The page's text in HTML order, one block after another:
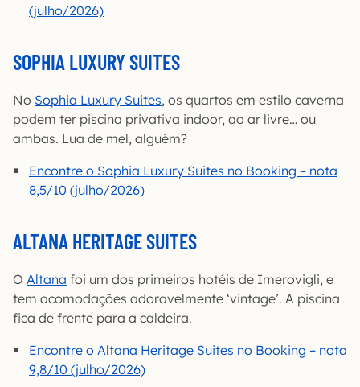
(julho/2026)
SOPHIA LUXURY SUITES
No Sophia Luxury Suites, os quartos em estilo caverna
podem ter piscina privativa indoor, ao ar livre… ou
ambas. Lua de mel, alguém?
Encontre o Sophia Luxury Suites no Booking – nota
8,5/10 (julho/2026)
ALTANA HERITAGE SUITES
O Altana foi um dos primeiros hotéis de Imerovigli, e
tem acomodações adoravelmente ‘vintage’. A piscina
fica de frente para a caldeira.
Encontre o Altana Heritage Suites no Booking – nota
9,8/10 (julho/2026)